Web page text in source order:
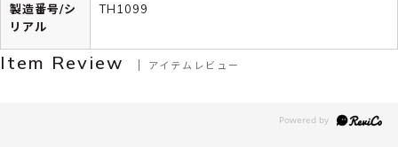
製造番号/シ
リアル
TH1099
Item Review アイテムレビュー